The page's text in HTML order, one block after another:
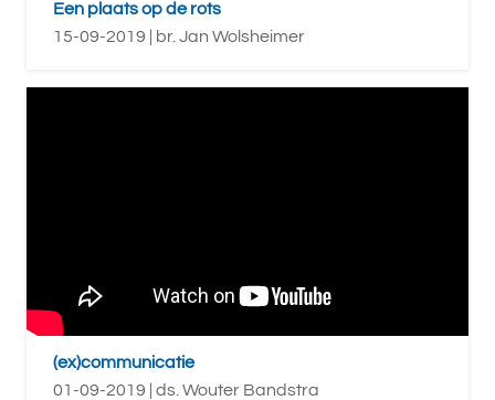
Een plaats op de rots
15-09-2019 | br. Jan Wolsheimer
(ex)communicatie
01-09-2019 | ds. Wouter Bandstra